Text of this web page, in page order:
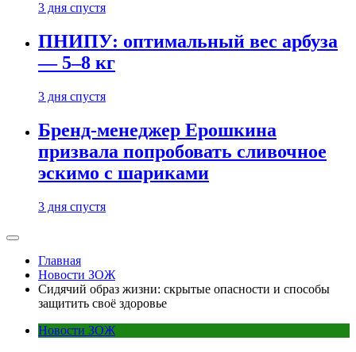
3 дня спустя
ПНИПУ: оптимальный вес арбуза
— 5–8 кг
3 дня спустя
Бренд-менеджер Ерошкина
призвала попробовать сливочное
эскимо с шариками
3 дня спустя
Главная
Новости ЗОЖ
Сидячий образ жизни: скрытые опасности и способы
защитить своё здоровье
Новости ЗОЖ